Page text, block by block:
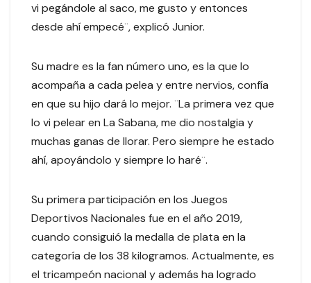
vi pegándole al saco, me gusto y entonces
desde ahí empecé¨, explicó Junior.
Su madre es la fan número uno, es la que lo
acompaña a cada pelea y entre nervios, confía
en que su hijo dará lo mejor. ¨La primera vez que
lo vi pelear en La Sabana, me dio nostalgia y
muchas ganas de llorar. Pero siempre he estado
ahí, apoyándolo y siempre lo haré¨.
Su primera participación en los Juegos
Deportivos Nacionales fue en el año 2019,
cuando consiguió la medalla de plata en la
categoría de los 38 kilogramos. Actualmente, es
el tricampeón nacional y además ha logrado